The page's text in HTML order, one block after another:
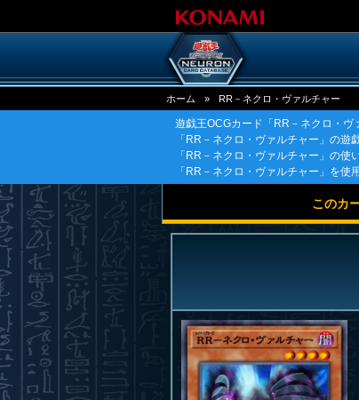
ホーム » RR－ネクロ・ヴァルチャー
遊戯王OCGカード「RR－ネクロ・ヴ
「RR－ネクロ・ヴァルチャー」の遊
「RR－ネクロ・ヴァルチャー」の使
「RR－ネクロ・ヴァルチャー」を使
このカ